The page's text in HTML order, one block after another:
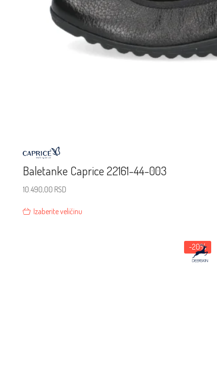
Baletanke Caprice 22161-44-003
10.490,00 RSD
Izaberite veličinu
-20%